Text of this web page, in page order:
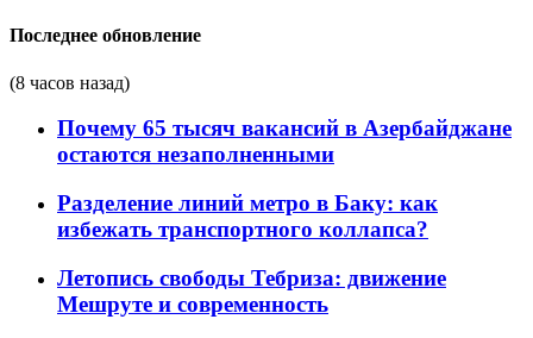
Последнее обновление
(8 часов назад)
Почему 65 тысяч вакансий в Азербайджане
остаются незаполненными
Разделение линий метро в Баку: как
избежать транспортного коллапса?
Летопись свободы Тебриза: движение
Мешруте и современность